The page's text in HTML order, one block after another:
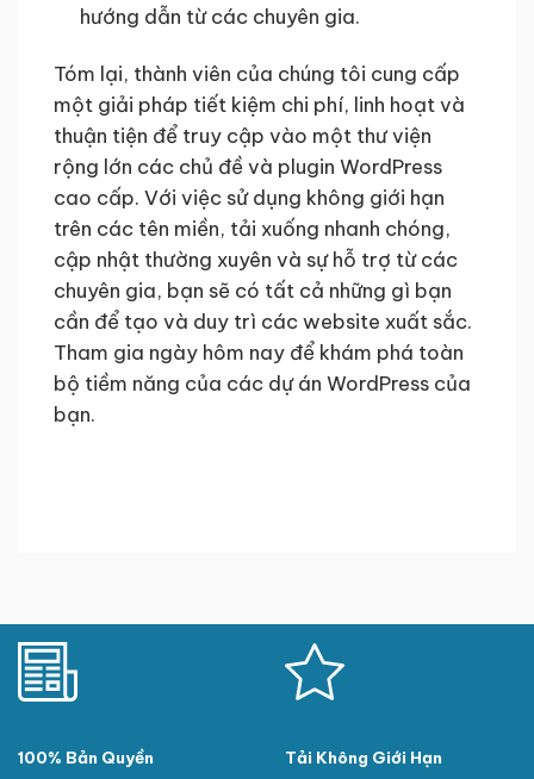
hướng dẫn từ các chuyên gia.
Tóm lại, thành viên của chúng tôi cung cấp
một giải pháp tiết kiệm chi phí, linh hoạt và
thuận tiện để truy cập vào một thư viện
rộng lớn các chủ đề và plugin WordPress
cao cấp. Với việc sử dụng không giới hạn
trên các tên miền, tải xuống nhanh chóng,
cập nhật thường xuyên và sự hỗ trợ từ các
chuyên gia, bạn sẽ có tất cả những gì bạn
cần để tạo và duy trì các website xuất sắc.
Tham gia ngày hôm nay để khám phá toàn
bộ tiềm năng của các dự án WordPress của
bạn.
100% Bản Quyền Tải Không Giới Hạn